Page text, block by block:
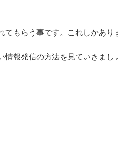
もらう事です。これしかあり
報発信の方法を見ていきまし